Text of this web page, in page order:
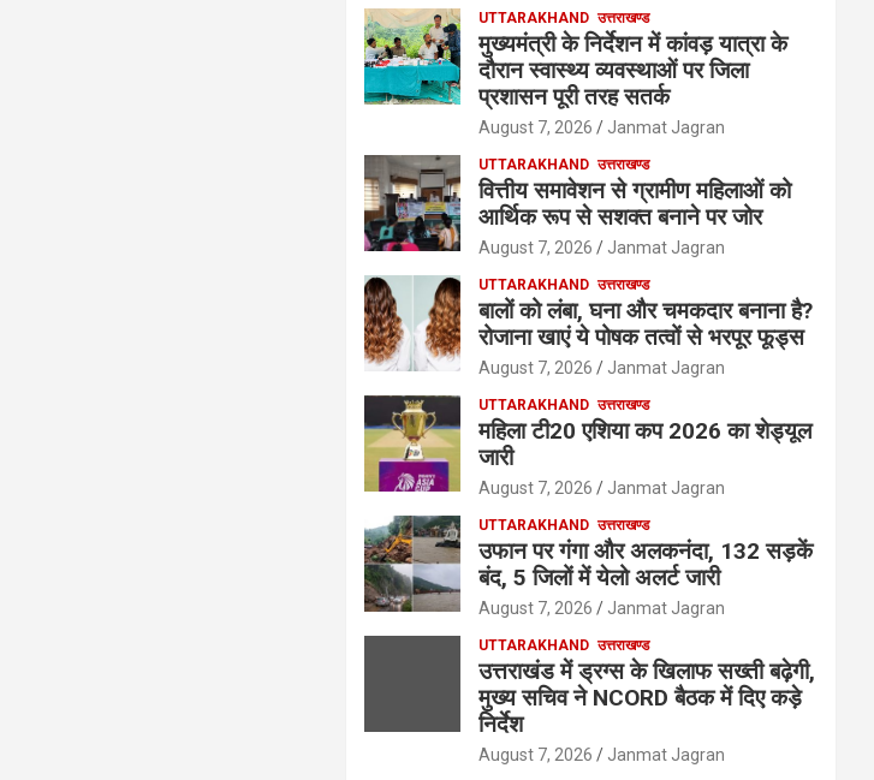
UTTARAKHAND उत्तराखण्ड
मुख्यमंत्री के निर्देशन में कांवड़ यात्रा के
दौरान स्वास्थ्य व्यवस्थाओं पर जिला
प्रशासन पूरी तरह सतर्क
August 7, 2026 Janmat Jagran
UTTARAKHAND उत्तराखण्ड
वित्तीय समावेशन से ग्रामीण महिलाओं को
आर्थिक रूप से सशक्त बनाने पर जोर
August 7, 2026 Janmat Jagran
UTTARAKHAND उत्तराखण्ड
बालों को लंबा, घना और चमकदार बनाना है?
रोजाना खाएं ये पोषक तत्वों से भरपूर फूड्स
August 7, 2026 Janmat Jagran
UTTARAKHAND उत्तराखण्ड
महिला टी20 एशिया कप 2026 का शेड्यूल
जारी
August 7, 2026 Janmat Jagran
UTTARAKHAND उत्तराखण्ड
उफान पर गंगा और अलकनंदा, 132 सड़कें
बंद, 5 जिलों में येलो अलर्ट जारी
August 7, 2026 Janmat Jagran
UTTARAKHAND उत्तराखण्ड
उत्तराखंड में ड्रग्स के खिलाफ सख्ती बढ़ेगी,
मुख्य सचिव ने NCORD बैठक में दिए कड़े
निर्देश
August 7, 2026 Janmat Jagran